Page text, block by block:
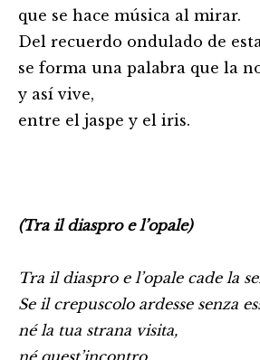
que se hace música al mirar.
Del recuerdo ondulado de
se forma una palabra que la
y así vive,
entre el jaspe y el iris.
(Tra il diaspro e l’opale)
Tra il diaspro e l’opale cade la
Se il crepuscolo ardesse senza
né la tua strana visita,